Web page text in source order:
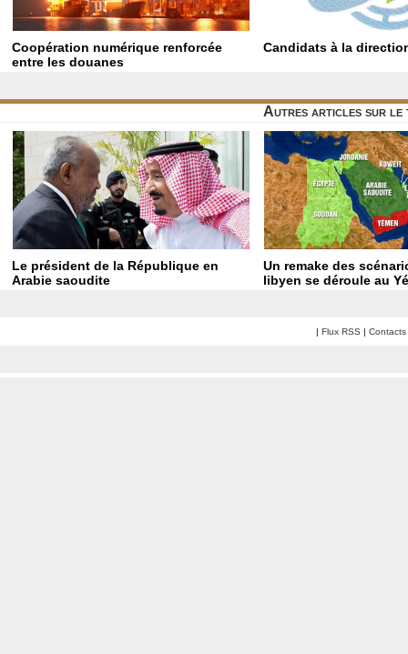
Coopération numérique renforcée
entre les douanes
Candidats à la
Autres articles sur le
Le président de la République en
Arabie saoudite
Un remake des
libyen se déroule au
| Flux RSS | Contacts